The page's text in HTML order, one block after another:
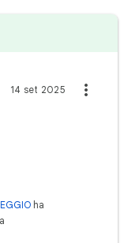
14 set 2025
ha